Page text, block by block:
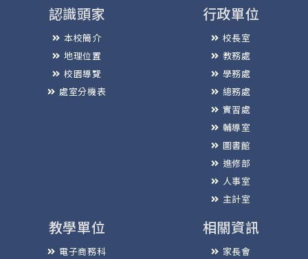
認識頭家
本校簡介
地理位置
校園導覽
處室分機表
行政單位
校長室
教務處
學務處
總務處
實習處
輔導室
圖書館
進修部
人事室
主計室
教學單位
電子商務科
相關資訊
家長會